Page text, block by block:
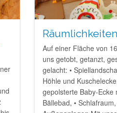
Räumlichkeiten
Auf einer Fläche von
uns getobt, getanzt,
gelacht: •
Höhle und
gepolsterte Baby-Ecke
Bällebad, •